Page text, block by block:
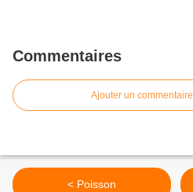
Commentaires
Ajouter un commentaire
< Poisson